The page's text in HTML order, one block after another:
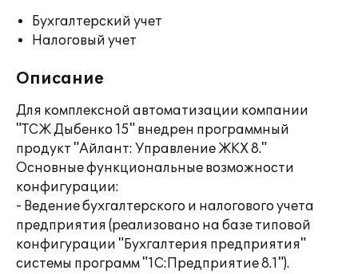
Бухгалтерский учет
Налоговый учет
Описание
Для комплексной автоматизации компании
"ТСЖ Дыбенко 15" внедрен программный
продукт "Айлант: Управление ЖКХ 8."
Основные функциональные возможности
конфигурации:
- Ведение бухгалтерского и налогового учета
предприятия (реализовано на базе типовой
конфигурации "Бухгалтерия предприятия"
системы программ "1С:Предприятие 8.1").